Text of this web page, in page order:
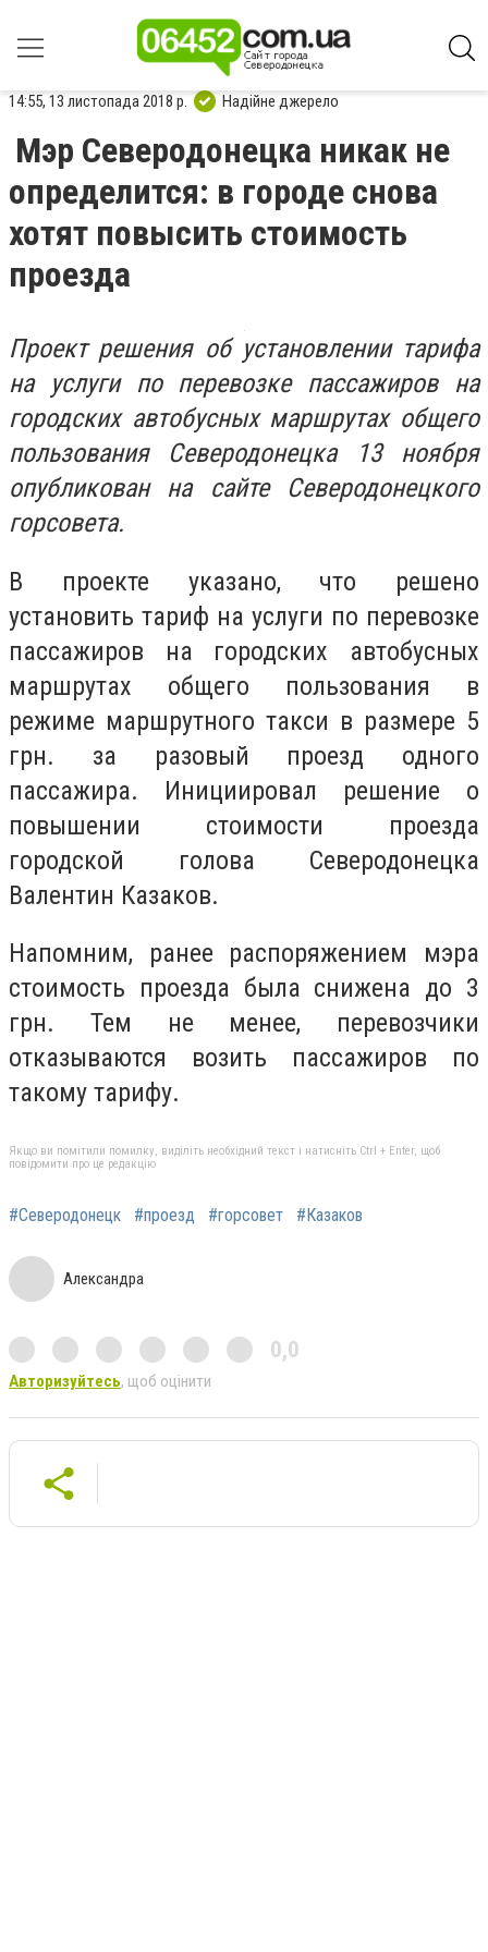
14:55, 13 листопада 2018 р. Надійне джерело
Мэр Северодонецка никак не
определится: в городе снова
хотят повысить стоимость
проезда
Проект решения об установлении тарифа
на услуги по перевозке пассажиров на
городских автобусных маршрутах общего
пользования Северодонецка 13 ноября
опубликован на сайте Северодонецкого
горсовета.
В проекте указано, что решено
установить тариф на услуги по перевозке
пассажиров на городских автобусных
маршрутах общего пользования в
режиме маршрутного такси в размере 5
грн. за разовый проезд одного
пассажира. Инициировал решение о
повышении стоимости проезда
городской голова Северодонецка
Валентин Казаков.
Напомним, ранее распоряжением мэра
стоимость проезда была снижена до 3
грн. Тем не менее, перевозчики
отказываются возить пассажиров по
такому тарифу.
Якщо ви помітили помилку, виділіть необхідний текст і натисніть Ctrl + Enter, щоб
повідомити про це редакцію
#Северодонецк #проезд #горсовет #Казаков
Александра
0,0
Авторизуйтесь, щоб оцінити